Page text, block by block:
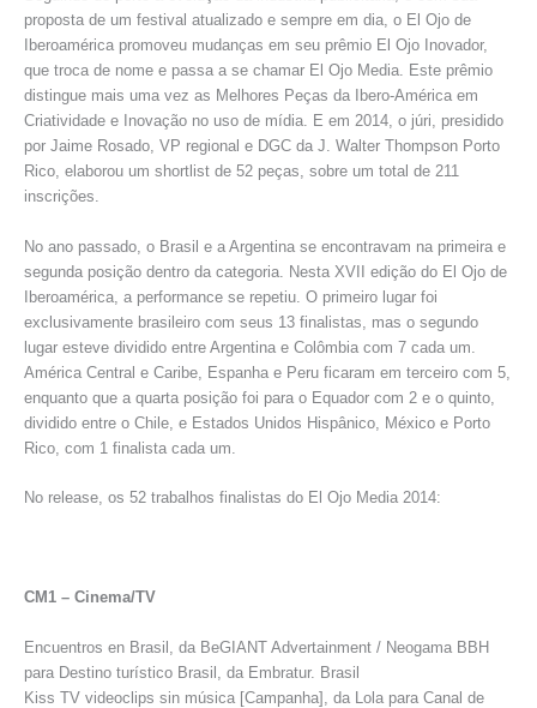
proposta de um festival atualizado e sempre em dia, o El Ojo de
Iberoamérica promoveu mudanças em seu prêmio El Ojo Inovador,
que troca de nome e passa a se chamar El Ojo Media. Este prêmio
distingue mais uma vez as Melhores Peças da Ibero-América em
Criatividade e Inovação no uso de mídia. E em 2014, o júri, presidido
por Jaime Rosado, VP regional e DGC da J. Walter Thompson Porto
Rico, elaborou um shortlist de 52 peças, sobre um total de 211
inscrições.
No ano passado, o Brasil e a Argentina se encontravam na primeira e
segunda posição dentro da categoria. Nesta XVII edição do El Ojo de
Iberoamérica, a performance se repetiu. O primeiro lugar foi
exclusivamente brasileiro com seus 13 finalistas, mas o segundo
lugar esteve dividido entre Argentina e Colômbia com 7 cada um.
América Central e Caribe, Espanha e Peru ficaram em terceiro com 5,
enquanto que a quarta posição foi para o Equador com 2 e o quinto,
dividido entre o Chile, e Estados Unidos Hispânico, México e Porto
Rico, com 1 finalista cada um.
No release, os 52 trabalhos finalistas do El Ojo Media 2014:
CM1 – Cinema/TV
Encuentros en Brasil, da BeGIANT Advertainment / Neogama BBH
para Destino turístico Brasil, da Embratur. Brasil
Kiss TV videoclips sin música [Campanha], da Lola para Canal de